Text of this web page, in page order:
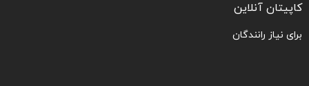
کاپیتان آنلاین
برای نیاز رانندگان